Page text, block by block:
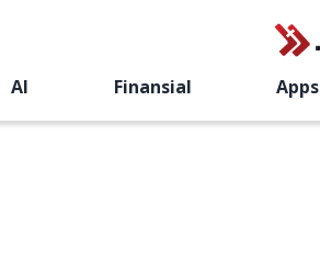
AI Finansial Apps